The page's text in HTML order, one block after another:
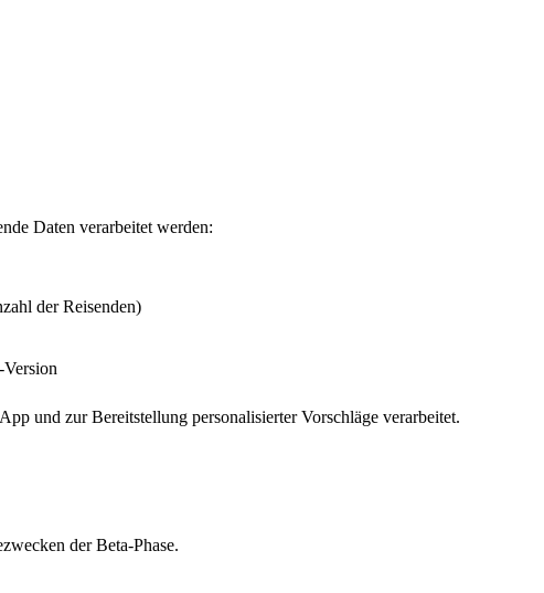
Daten verarbeitet werden:
der Reisenden)
und zur Bereitstellung personalisierter Vorschläge verarbeitet.
der Beta-Phase.